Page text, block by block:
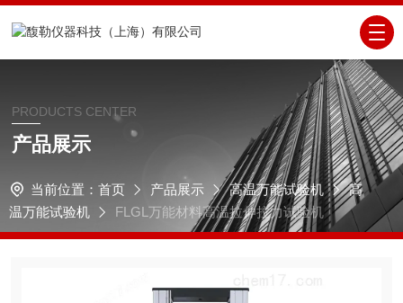
PRODUCTS CENTER
产品展示
当前位置： 首页 产品展示 高温万能试验机
高
温万能试验机
FLGL万能材料高温拉伸拉力试验机